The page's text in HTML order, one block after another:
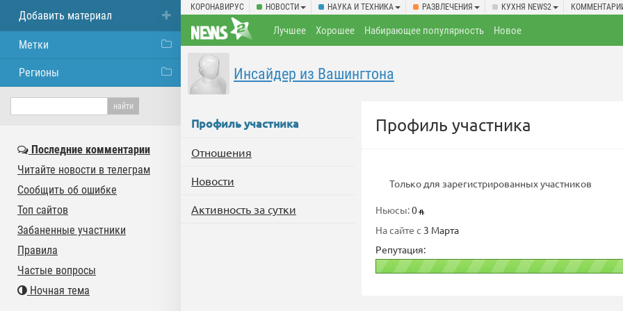
КОРОНАВИРУС НОВОСТИ НАУКА И ТЕХНИКА РАЗВЛЕЧЕНИЯ КУХНЯ NEWS2
Лучшее Хорошее Набирающее популярность Новое
Инсайдер из Вашингтона
Профиль участника
Отношения
Новости
Активность за сутки
Профиль участника
Только для зарегистрированных участников
Ньюсы:0
На сайте с 3 Марта
Репутация:
Добавить материал
Метки
Регионы
Последние комментарии
Читайте новости в телеграм
Сообщить об ошибке
Топ сайтов
Забаненные участники
Правила
Частые вопросы
Ночная тема